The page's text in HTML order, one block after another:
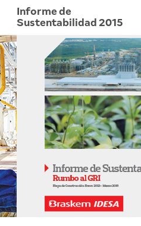
Informe de
Sustentabilidad 2015